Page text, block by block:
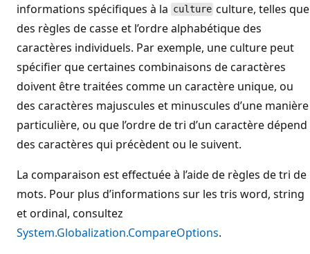
informations spécifiques à la culture culture, telles que
des règles de casse et l’ordre alphabétique des
caractères individuels. Par exemple, une culture peut
spécifier que certaines combinaisons de caractères
doivent être traitées comme un caractère unique, ou
des caractères majuscules et minuscules d’une manière
particulière, ou que l’ordre de tri d’un caractère dépend
des caractères qui précèdent ou le suivent.
La comparaison est effectuée à l’aide de règles de tri de
mots. Pour plus d’informations sur les tris word, string
et ordinal, consultez
System.Globalization.CompareOptions.